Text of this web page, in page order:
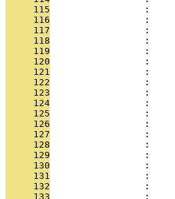
     115
:
     116
:
     117
:
     118
:
     119
:
     120
:
     121
:
     122
:
     123
:
     124
:
     125
:
     126
:
     127
:
     128
:
     129
:
     130
:
     131
:
     132
:
     133
: